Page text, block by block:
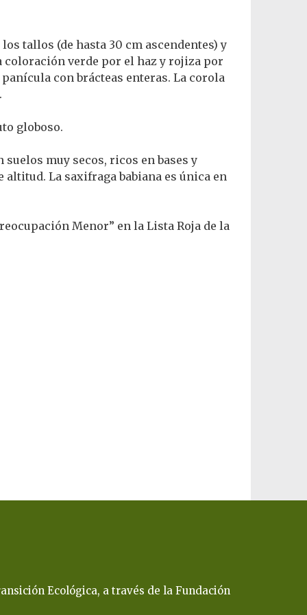
tallos (de hasta 30 cm ascendentes) y
coloración verde por el haz y rojiza por
con brácteas enteras. La corola
globoso.
muy secos, ricos en bases y
altitud. La saxifraga babiana es única en
Menor” en la Lista Roja de la
Ecológica, a través de la Fundación